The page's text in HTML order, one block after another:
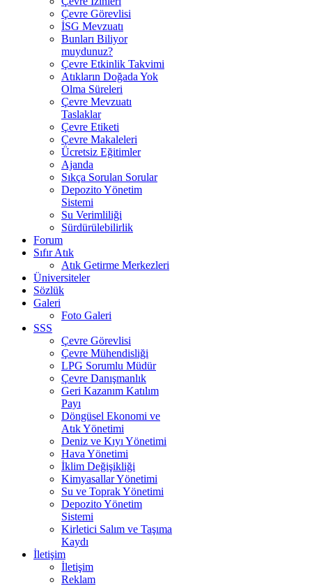
Çevre Görevlisi
İSG Mevzuatı
Bunları Biliyor
muydunuz?
Çevre Etkinlik Takvimi
Atıkların Doğada Yok
Olma Süreleri
Çevre Mevzuatı
Taslaklar
Çevre Etiketi
Çevre Makaleleri
Ücretsiz Eğitimler
Ajanda
Sıkça Sorulan Sorular
Depozito Yönetim
Sistemi
Su Verimliliği
Sürdürülebilirlik
Forum
Sıfır Atık
Atık Getirme Merkezleri
Üniversiteler
Sözlük
Galeri
Foto Galeri
SSS
Çevre Görevlisi
Çevre Mühendisliği
LPG Sorumlu Müdür
Çevre Danışmanlık
Geri Kazanım Katılım
Payı
Döngüsel Ekonomi ve
Atık Yönetimi
Deniz ve Kıyı Yönetimi
Hava Yönetimi
İklim Değişikliği
Kimyasallar Yönetimi
Su ve Toprak Yönetimi
Depozito Yönetim
Sistemi
Kirletici Salım ve Taşıma
Kaydı
İletişim
İletişim
Reklam